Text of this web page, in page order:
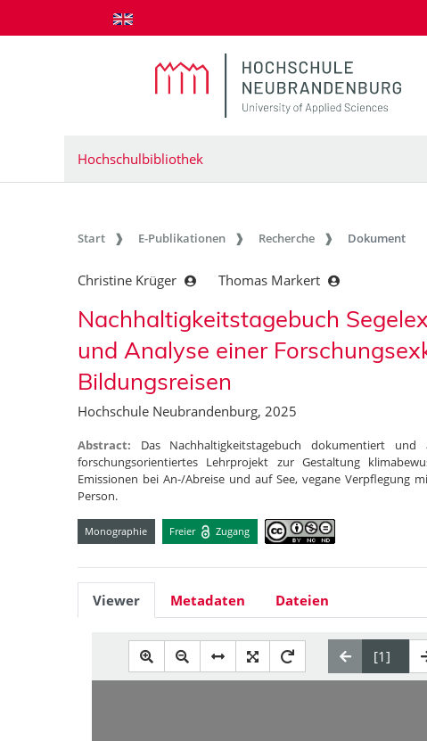
zum Inhalt springen
Hochschulbibliothek
Start E-Publikationen Recherche Dokument
Christine Krüger Thomas Markert
Nachhaltigkeitstagebuch
und Analyse einer
Bildungsreisen
Hochschule Neubrandenburg, 2025
Abstract: Das Nachhaltigkeitstagebuch dokumentiert
forschungsorientiertes Lehrprojekt zur Gestaltung
Emissionen bei An-/Abreise und auf See, vegane
Person.
Monographie Freier Zugang
Viewer Metadaten Dateien